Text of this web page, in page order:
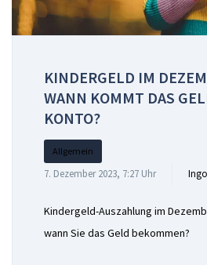
KINDERGELD IM
WANN KOMMT DAS
KONTO?
Allgemein
7. Dezember 2023, 7:27 Uhr
Kindergeld-Auszahlung im
wann Sie das Geld bekommen?